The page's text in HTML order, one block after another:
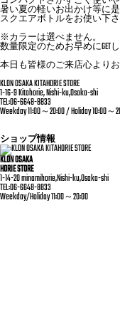
暑い夏の軽いお出かけ等に
スクエアボトルをお使い下
※カラーは選べません。
数量限定のためお早めにGET
本日も皆様のご来店心より
KLON OSAKA KITAHORIE STORE
1-16-9 Kitahorie, Nishi-ku,Osaka-shi
TEL:06-6648-8833
Weekday 11:00～20:00 / Holiday 10:00～
ショップ情報
KLON OSAKA
HORIE STORE
1-14-20 minamihorie,Nishi-ku,Osaka-shi
TEL:06-6648-8833
Weekday/Holiday 11:00～20:00